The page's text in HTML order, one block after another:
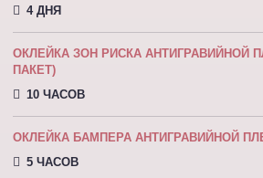
4 ДНЯ
ОКЛЕЙКА ЗОН РИСКА АНТИГРАВИЙНОЙ
ПАКЕТ)
10 ЧАСОВ
ОКЛЕЙКА БАМПЕРА АНТИГРАВИЙНОЙ
5 ЧАСОВ